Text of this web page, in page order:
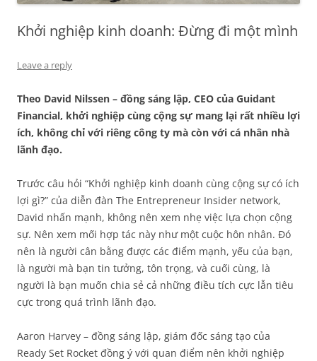
Khởi nghiệp kinh doanh: Đừng đi một mình
Leave a reply
Theo David Nilssen – đồng sáng lập, CEO của Guidant
Financial, khởi nghiệp cùng cộng sự mang lại rất nhiều lợi
ích, không chỉ với riêng công ty mà còn với cá nhân nhà
lãnh đạo.
Trước câu hỏi “Khởi nghiệp kinh doanh cùng cộng sự có ích
lợi gì?” của diễn đàn The Entrepreneur Insider network,
David nhấn mạnh, không nên xem nhẹ việc lựa chọn cộng
sự. Nên xem mối hợp tác này như một cuộc hôn nhân. Đó
nên là người cân bằng được các điểm mạnh, yếu của bạn,
là người mà bạn tin tưởng, tôn trọng, và cuối cùng, là
người là bạn muốn chia sẻ cả những điều tích cực lẫn tiêu
cực trong quá trình lãnh đạo.
Aaron Harvey – đồng sáng lập, giám đốc sáng tạo của
Ready Set Rocket đồng ý với quan điểm nên khởi nghiệp